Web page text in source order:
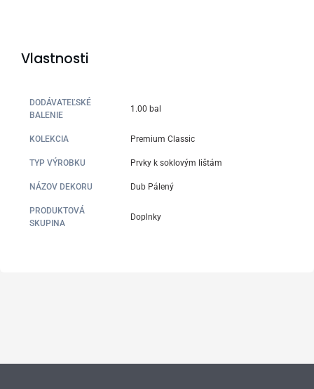
Vlastnosti
DODÁVATEĽSKÉ
BALENIE
1.00 bal
KOLEKCIA Premium Classic
TYP VÝROBKU Prvky k soklovým lištám
NÁZOV DEKORU Dub Pálený
PRODUKTOVÁ
SKUPINA
Doplnky